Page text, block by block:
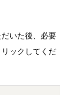
だいた後、必要
ックしてくだ